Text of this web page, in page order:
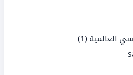
العالمية (1)